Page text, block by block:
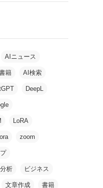
AIニュース
籍 AI検索
DeepL
LoRA
zoom
析 ビジネス
文章作成 書籍